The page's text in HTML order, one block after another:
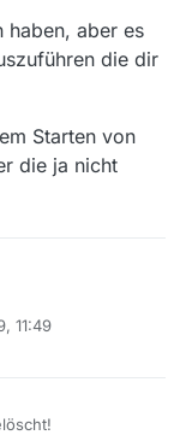
haben, aber es
die dir
Starten von
die ja nicht
ausführen zu
haben. Und
11:49